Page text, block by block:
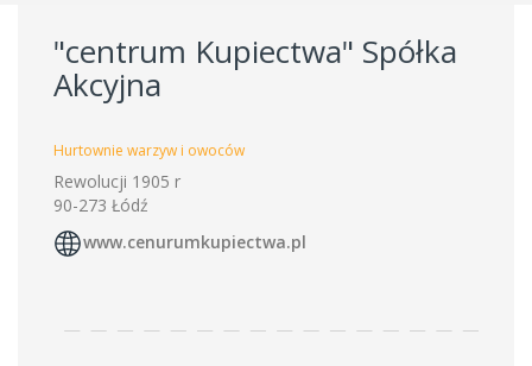
"centrum Kupiectwa" Spółka
Akcyjna
Hurtownie warzyw i owoców
Rewolucji 1905 r
90-273 Łódź
www.cenurumkupiectwa.pl